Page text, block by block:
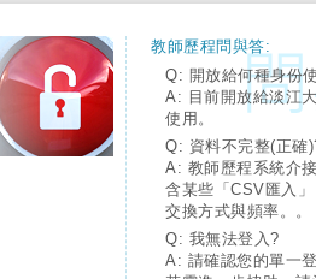
教師歷程問與答:
Q: 開放給何種身份
A: 目前開放給淡江
使用。
Q: 資料不完整(正確
A: 教師歷程系統介
含某些「CSV匯入
交換方式與頻率。。
Q: 我無法登入?
A: 請確認您的單一